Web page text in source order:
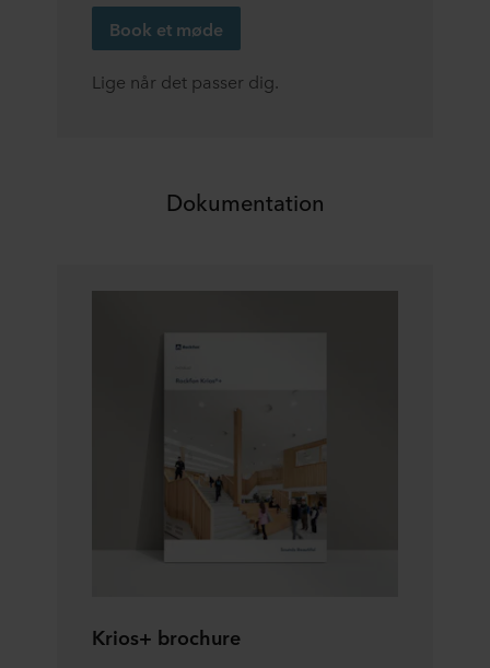
Privatlivspolitik
, herunder hvilken specifik
Book et møde
Lige når det passer dig.
Dokumentation
Krios+ brochure